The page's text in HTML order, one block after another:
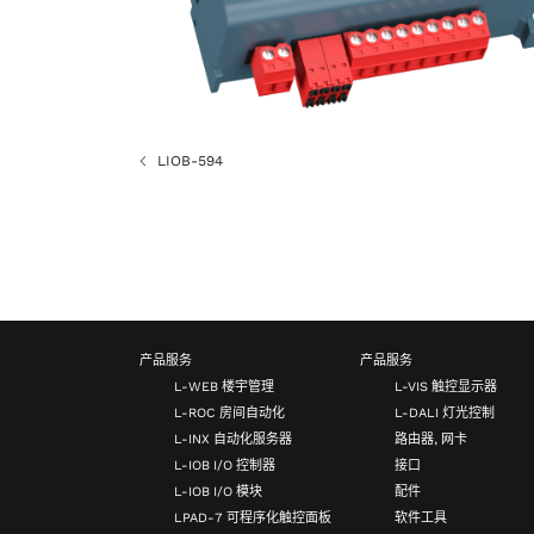
LIOB-594
产品服务
L-WEB 楼宇管理
L-ROC 房间自动化
L-INX 自动化服务器
L-IOB I/O 控制器
L-IOB I/O 模块
LPAD-7 可程序化触控面板
产品服务
L-VIS 触控显示器
L-DALI 灯光控制
路由器, 网卡
接口
配件
软件工具